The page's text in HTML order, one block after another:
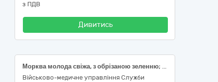
з ПДВ
Дивитись
Морква молода свіжа, з обрізаною зеленню; Цибуля ріпчаста свіжа, першого товарного сорту, від 4 см, ДСТУ 3234
Військово-медичне управління Служби